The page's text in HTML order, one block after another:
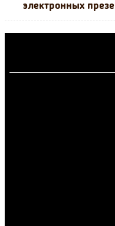
электронных